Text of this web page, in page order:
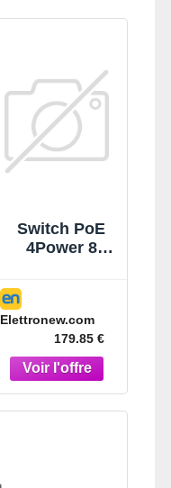
Switch PoE
4Power 8
10/100/1000
+2UP+2SFP
4N-G08P2T2F
Elettronew.com
179.85 €